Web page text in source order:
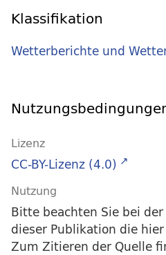
Klassifikation
Wetterberichte und
Lizenz
CC-BY-Lizenz (4.0)
Nutzung
Bitte beachten Sie bei
dieser Publikation die
Zum Zitieren der Quelle